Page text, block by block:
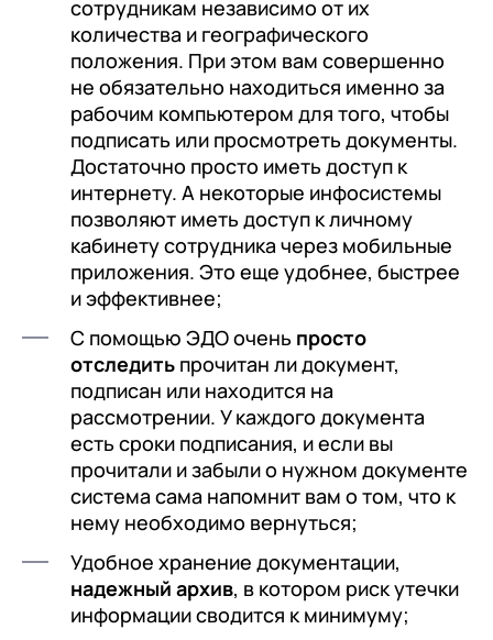
сотрудникам независимо от их
количества и географического
положения. При этом вам совершенно
не обязательно находиться именно за
рабочим компьютером для того, чтобы
подписать или просмотреть документы.
Достаточно просто иметь доступ к
интернету. А некоторые инфосистемы
позволяют иметь доступ к личному
кабинету сотрудника через мобильные
приложения. Это еще удобнее, быстрее
и эффективнее;
С помощью ЭДО очень просто
отследить прочитан ли документ,
подписан или находится на
рассмотрении. У каждого документа
есть сроки подписания, и если вы
прочитали и забыли о нужном документе
система сама напомнит вам о том, что к
нему необходимо вернуться;
Удобное хранение документации,
надежный архив, в котором риск утечки
информации сводится к минимуму;